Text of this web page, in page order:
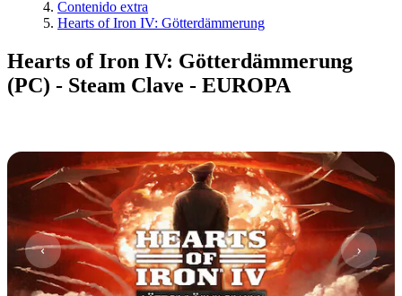
Contenido extra
Hearts of Iron IV: Götterdämmerung
Hearts of Iron IV: Götterdämmerung
(PC) - Steam Clave - EUROPA